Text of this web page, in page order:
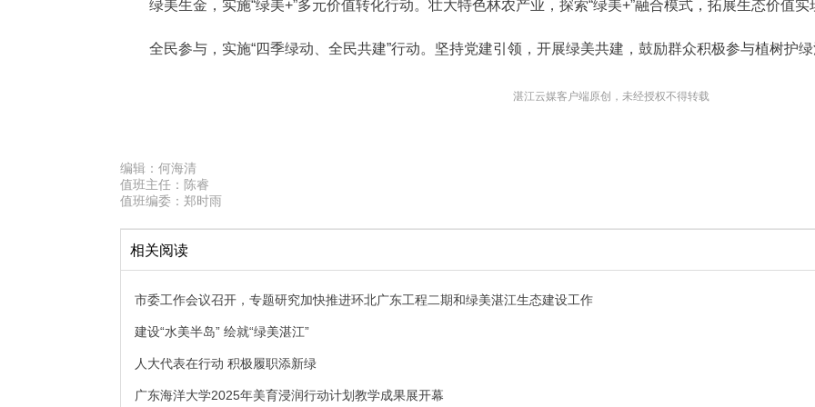
绿美生金，实施“绿美+”多元价值转化行动。壮大特色林农产业，探索“绿美+”融合模式，拓展生态价值实
全民参与，实施“四季绿动、全民共建”行动。坚持党建引领，开展绿美共建，鼓励群众积极参与植树护绿
湛江云媒客户端原创，未经授权不得转载
编辑： 何海清
值班主任： 陈睿
值班编委： 郑时雨
相关阅读
市委工作会议召开，专题研究加快推进环北广东工程二期和绿美湛江生态建设工作
建设“水美半岛” 绘就“绿美湛江”
人大代表在行动 积极履职添新绿
广东海洋大学2025年美育浸润行动计划教学成果展开幕